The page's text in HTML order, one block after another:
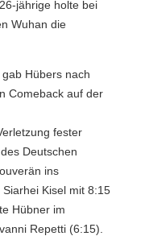
jährige holte bei
Wuhan die
Hübers nach
Comeback auf der
fester
Deutschen
ins
Kisel mit 8:15
Hübner im
Repetti (6:15).